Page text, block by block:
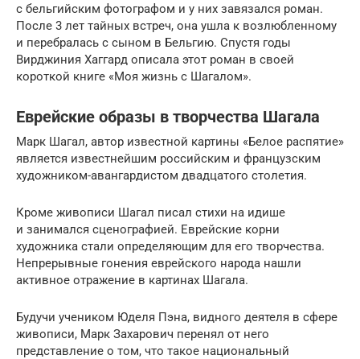
с бельгийским фотографом и у них завязался роман.
После 3 лет тайных встреч, она ушла к возлюбленному
и перебралась с сыном в Бельгию. Спустя годы
Вирджиния Хаггард описала этот роман в своей
короткой книге «Моя жизнь с Шагалом».
Еврейские образы в творчества Шагала
Марк Шагал, автор известной картины «Белое распятие»
является известнейшим российским и французским
художником-авангардистом двадцатого столетия.
Кроме живописи Шагал писал стихи на идише
и занимался сценографией. Еврейские корни
художника стали определяющим для его творчества.
Непрерывные гонения еврейского народа нашли
активное отражение в картинах Шагала.
Будучи учеником Юделя Пэна, видного деятеля в сфере
живописи, Марк Захарович перенял от него
представление о том, что такое национальный